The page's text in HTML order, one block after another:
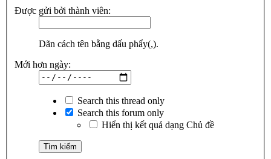
Được gửi bởi thành viên:
Dãn cách tên bằng dấu phẩy(,).
Mới hơn ngày:
Search this thread only
Search this forum only
Hiển thị kết quả dạng Chủ đề